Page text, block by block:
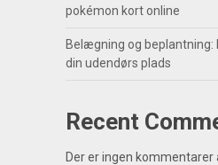
pokémon kort online
Belægning og beplantning:
din udendørs plads
Recent
Der er ingen kommentarer